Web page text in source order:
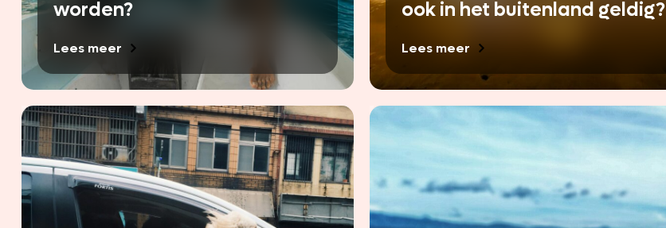
worden?
Lees meer
ook in het buitenland geldig?
Lees meer